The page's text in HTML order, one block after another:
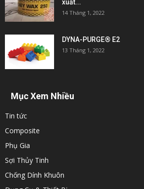
xuất...
14 Tháng 1, 2022
DYNA-PURGE® E2
13 Tháng 1, 2022
Mục Xem Nhiều
Tin tức
Composite
Phụ Gia
Sợi Thủy Tinh
Chống Dính Khuôn